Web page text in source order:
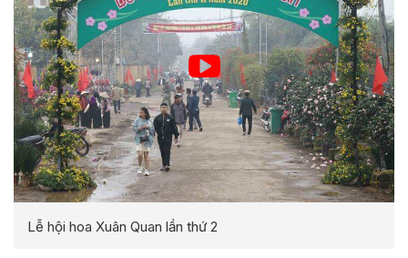
Lễ hội hoa Xuân Quan lần thứ 2